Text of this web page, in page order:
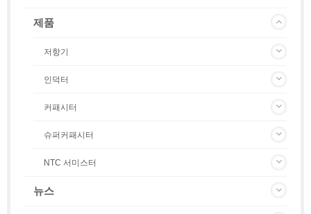
제품
저항기
인덕터
커패시터
슈퍼커패시터
NTC 서미스터
뉴스